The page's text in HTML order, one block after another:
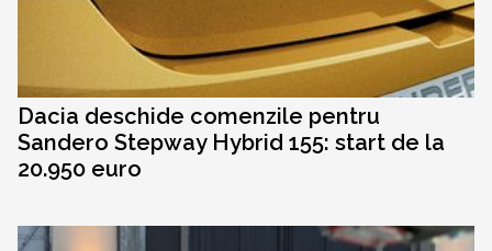
Dacia deschide comenzile pentru
Sandero Stepway Hybrid 155: start de la
20.950 euro